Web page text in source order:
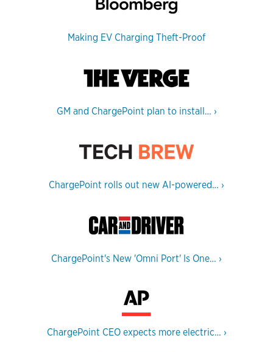
Making EV Charging Theft-Proof
GM and ChargePoint plan to install… ›
ChargePoint rolls out new AI-powered… ›
ChargePoint's New 'Omni Port' Is One… ›
ChargePoint CEO expects more electric… ›